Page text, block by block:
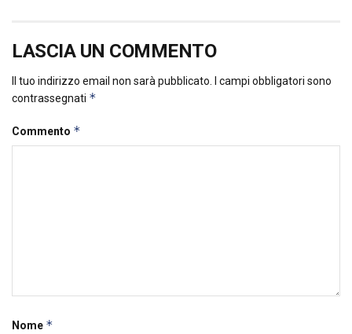
LASCIA UN COMMENTO
Il tuo indirizzo email non sarà pubblicato.
I campi obbligatori sono
contrassegnati *
Commento *
Nome *